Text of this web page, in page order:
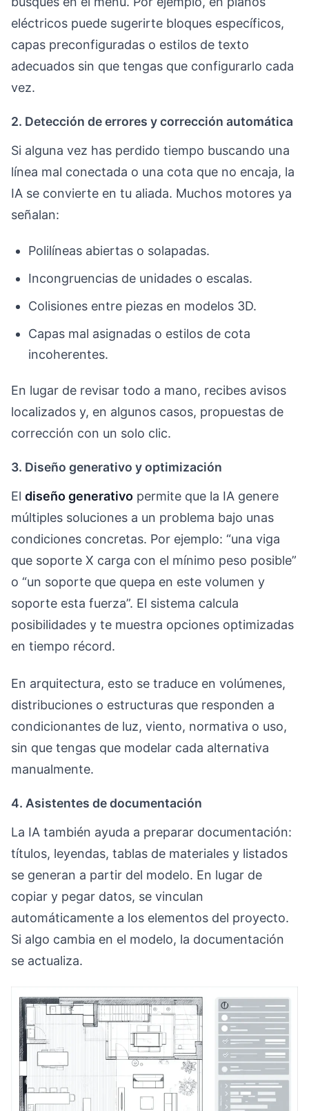
eléctricos puede sugerirte bloques específicos,
capas preconfiguradas o estilos de texto
adecuados sin que tengas que configurarlo cada
vez.
2. Detección de errores y corrección automática
Si alguna vez has perdido tiempo buscando una
línea mal conectada o una cota que no encaja, la
IA se convierte en tu aliada. Muchos motores ya
señalan:
Polilíneas abiertas o solapadas.
Incongruencias de unidades o escalas.
Colisiones entre piezas en modelos 3D.
Capas mal asignadas o estilos de cota
incoherentes.
En lugar de revisar todo a mano, recibes avisos
localizados y, en algunos casos, propuestas de
corrección con un solo clic.
3. Diseño generativo y optimización
El diseño generativo permite que la IA genere
múltiples soluciones a un problema bajo unas
condiciones concretas. Por ejemplo: “una viga
que soporte X carga con el mínimo peso posible”
o “un soporte que quepa en este volumen y
soporte esta fuerza”. El sistema calcula
posibilidades y te muestra opciones optimizadas
en tiempo récord.
En arquitectura, esto se traduce en volúmenes,
distribuciones o estructuras que responden a
condicionantes de luz, viento, normativa o uso,
sin que tengas que modelar cada alternativa
manualmente.
4. Asistentes de documentación
La IA también ayuda a preparar documentación:
títulos, leyendas, tablas de materiales y listados
se generan a partir del modelo. En lugar de
copiar y pegar datos, se vinculan
automáticamente a los elementos del proyecto.
Si algo cambia en el modelo, la documentación
se actualiza.